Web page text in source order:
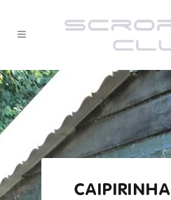
CAIPIRINHA